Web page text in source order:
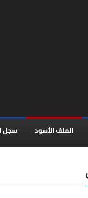
سجل الملف الأسود